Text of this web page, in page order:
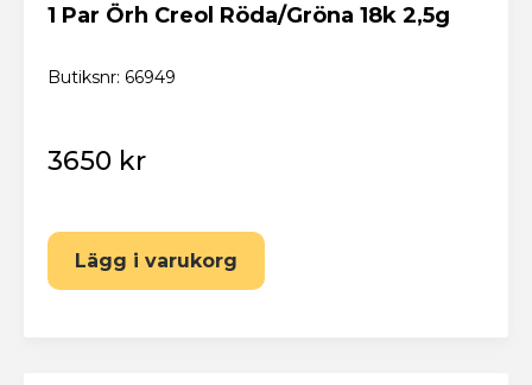
1 Par Örh Creol Röda/Gröna 18k 2,5g
Butiksnr: 66949
3650 kr
Lägg i varukorg